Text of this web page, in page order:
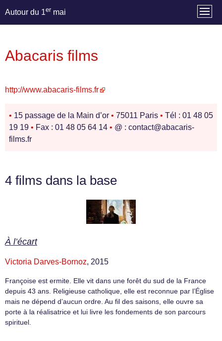
Autour du 1er mai
Abacaris films
http://www.abacaris-films.fr
• 15 passage de la Main d’or • 75011 Paris • Tél : 01 48 05
19 19 • Fax : 01 48 05 64 14 • @ : contact@abacaris-
films.fr
4 films dans la base
À l’écart
Victoria Darves-Bornoz, 2015
Françoise est ermite. Elle vit dans une forêt du sud de la France
depuis 43 ans. Religieuse catholique, elle est reconnue par l’Église
mais ne dépend d’aucun ordre. Au fil des saisons, elle ouvre sa
porte à la réalisatrice et lui livre les fondements de son parcours
spirituel.